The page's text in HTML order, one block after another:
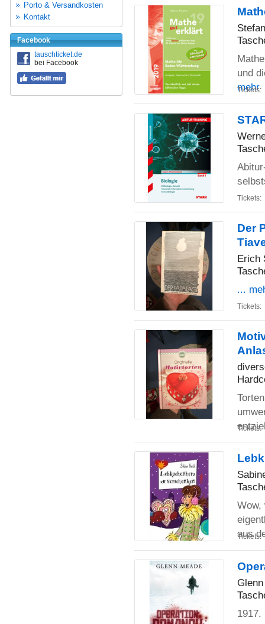
Porto & Versandkosten
Kontakt
Facebook
tauschticket.de
bei Facebook
und
mehr
Tickets:
Tickets:
Der
Erich
...
Tickets:
Tickets:
Wow,
aus
Tickets:
1917.